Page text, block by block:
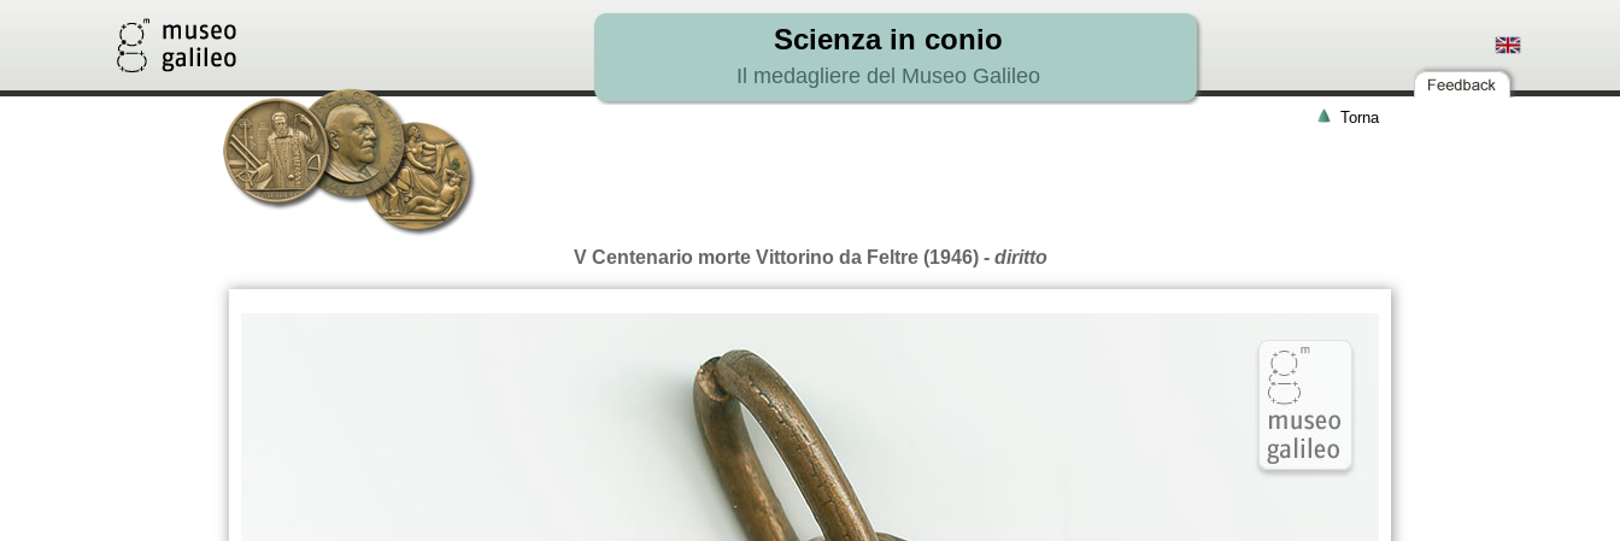
Scienza in conio
Il medagliere del Museo Galileo
Torna
V Centenario morte Vittorino da Feltre (1946)- diritto